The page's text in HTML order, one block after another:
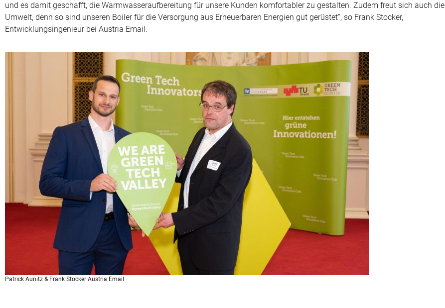
und es damit geschafft, die Warmwasseraufbereitung für unsere Kunden komfortabler zu gestalten. Zudem freut sich auch die
Umwelt, denn so sind unseren Boiler für die Versorgung aus Erneuerbaren Energien gut gerüstet“, so Frank Stocker,
Entwicklungsingenieur bei Austria Email.
Patrick Aunitz & Frank Stocker Austria Email